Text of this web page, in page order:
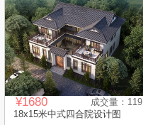
¥1680
成交量：119
18x15米中式四合院设计图